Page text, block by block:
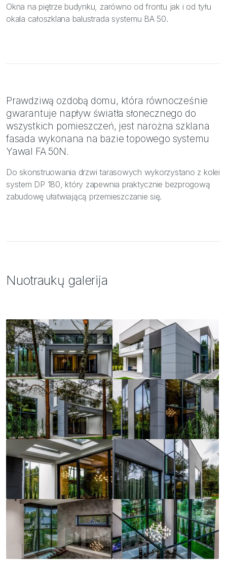
Okna na piętrze budynku, zarówno od frontu jak i od tyłu
okala całoszklana balustrada systemu BA 50.
Prawdziwą ozdobą domu, która równocześnie
gwarantuje napływ światła słonecznego do
wszystkich pomieszczeń, jest narożna szklana
fasada wykonana na bazie topowego systemu
Yawal FA 50N.
Do skonstruowania drzwi tarasowych wykorzystano z kolei
system DP 180, który zapewnia praktycznie bezprogową
zabudowę ułatwiającą przemieszczanie się.
Nuotraukų galerija